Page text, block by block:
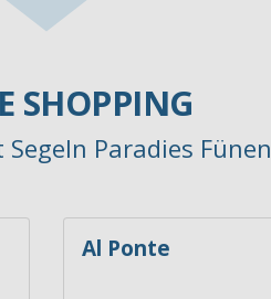
SHOPPING
Paradies Fünen
Al Ponte